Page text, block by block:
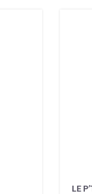
LE